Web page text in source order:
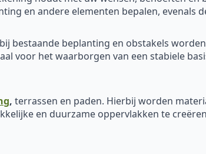
en andere elementen bepalen, evenals
bestaande beplanting en obstakels
voor het waarborgen van een stabiele
, terrassen en paden. Hierbij worden
en duurzame oppervlakken te